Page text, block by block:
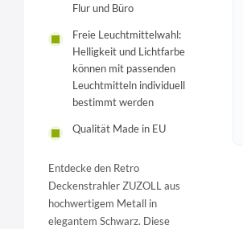
Flur und Büro
Freie Leuchtmittelwahl:
Helligkeit und Lichtfarbe
können mit passenden
Leuchtmitteln individuell
bestimmt werden
Qualität Made in EU
Entdecke den Retro
Deckenstrahler ZUZOLL aus
hochwertigem Metall in
elegantem Schwarz. Diese